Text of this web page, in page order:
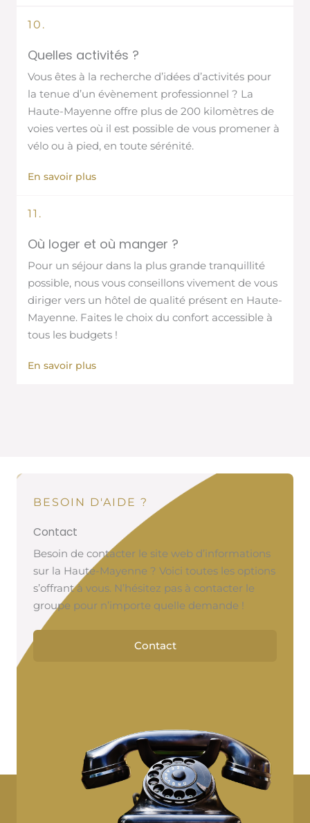
10.
Quelles activités ?
Vous êtes à la recherche d’idées d’activités pour
la tenue d’un évènement professionnel ? La
Haute-Mayenne offre plus de 200 kilomètres de
voies vertes où il est possible de vous promener à
vélo ou à pied, en toute sérénité.
En savoir plus
11.
Où loger et où manger ?
Pour un séjour dans la plus grande tranquillité
possible, nous vous conseillons vivement de vous
diriger vers un hôtel de qualité présent en Haute-
Mayenne. Faites le choix du confort accessible à
tous les budgets !
En savoir plus
BESOIN D'AIDE ?
Contact
Besoin de contacter le site web d’informations
sur la Haute-Mayenne ? Voici toutes les options
s’offrant à vous. N’hésitez pas à contacter le
groupe pour n’importe quelle demande !
Contact